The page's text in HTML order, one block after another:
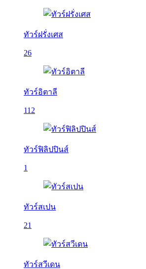
ทัวร์ฝรั่งเศส
26
ทัวร์อิตาลี
112
ทัวร์ฟิลิปปินส์
1
ทัวร์สเปน
21
ทัวร์สวีเดน